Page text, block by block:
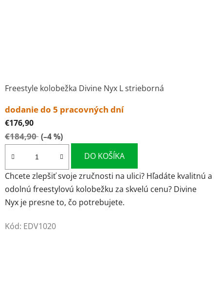
Freestyle kolobežka Divine Nyx L strieborná
dodanie do 5 pracovných dní
€176,90
€184,90 (–4 %)
DO KOŠÍKA
Chcete zlepšiť svoje zručnosti na ulici? Hľadáte kvalitnú a
odolnú freestylovú kolobežku za skvelú cenu? Divine
Nyx je presne to, čo potrebujete.
Kód: EDV1020